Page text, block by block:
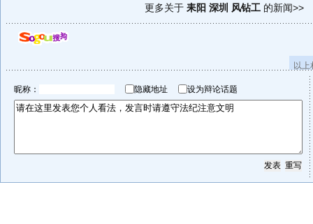
更多关于 耒阳 深圳 风钻工 的新闻>>
以
昵称： 隐藏地址 设为辩论话题